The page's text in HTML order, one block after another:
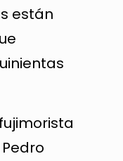
están